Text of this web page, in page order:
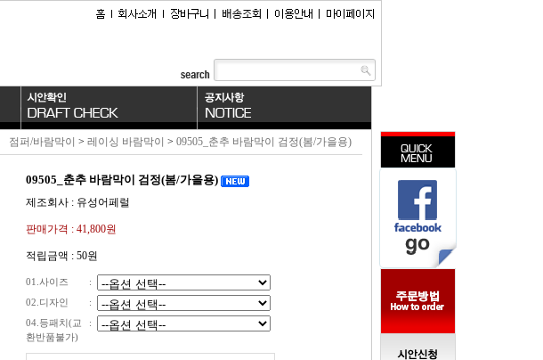
점퍼/바람막이 > 레이싱 바람막이 > 09505_춘추 바람막이 검정(봄/가을용)
09505_춘추 바람막이 검정(봄/가을용)
제조회사 : 유성어페럴
판매가격 : 41,800원
적립금액 : 50원
01.사이즈
:
02.디자인
:
04.등패치(교
환반품불가)
: